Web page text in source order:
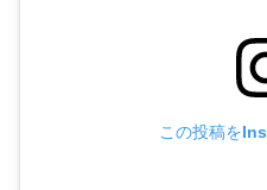
この投稿を